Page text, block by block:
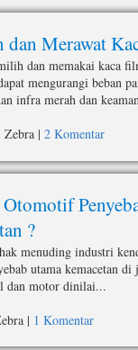
Merawat
dan memakai kaca
mengurangi beban
infra merah dan
Zebra | 2 Komentar
?
menuding industri
utama kemacetan di
dan motor dinilai...
| 1 Komentar